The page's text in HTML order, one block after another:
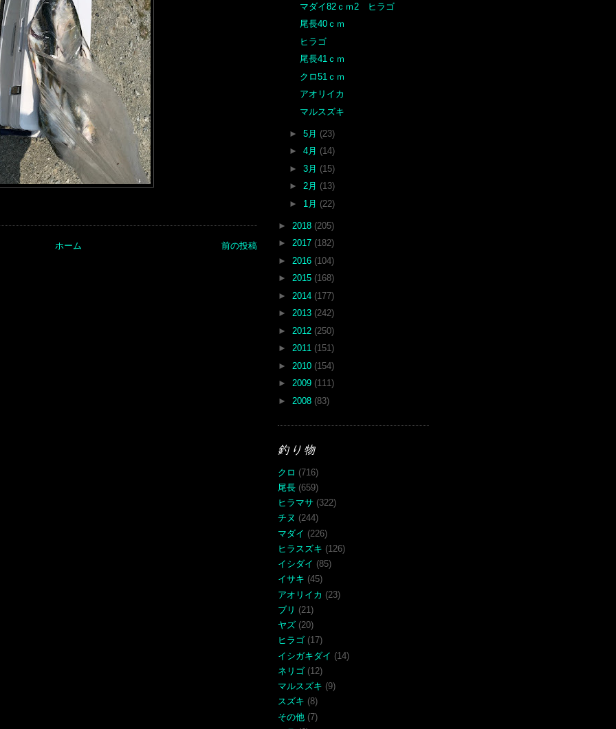
前の投稿
ホーム
マダイ82ｃｍ2 ヒラゴ
尾長40ｃｍ
ヒラゴ
尾長41ｃｍ
クロ51ｃｍ
アオリイカ
マルスズキ
► 5月 (23)
► 4月 (14)
► 3月 (15)
► 2月 (13)
► 1月 (22)
► 2018 (205)
► 2017 (182)
► 2016 (104)
► 2015 (168)
► 2014 (177)
► 2013 (242)
► 2012 (250)
► 2011 (151)
► 2010 (154)
► 2009 (111)
► 2008 (83)
釣り物
クロ (716)
尾長 (659)
ヒラマサ (322)
チヌ (244)
マダイ (226)
ヒラスズキ (126)
イシダイ (85)
イサキ (45)
アオリイカ (23)
ブリ (21)
ヤズ (20)
ヒラゴ (17)
イシガキダイ (14)
ネリゴ (12)
マルスズキ (9)
スズキ (8)
その他 (7)